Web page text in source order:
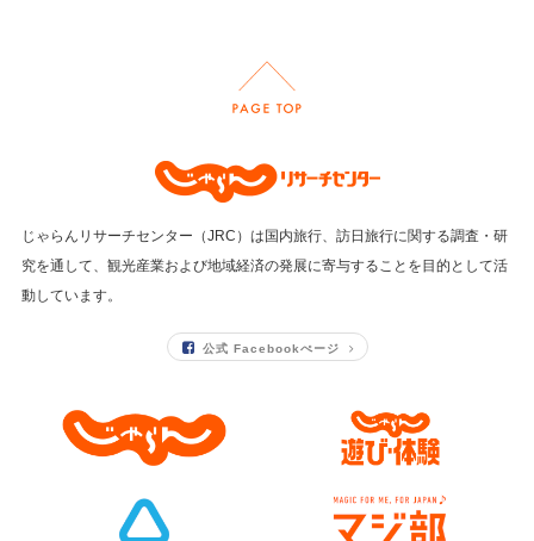
じゃらんリサーチセンター（JRC）は国内旅行、訪日旅行に関する調査・研
究を通して、 観光産業および地域経済の発展に寄与することを目的として活
動しています。
公式 Facebookぺージ